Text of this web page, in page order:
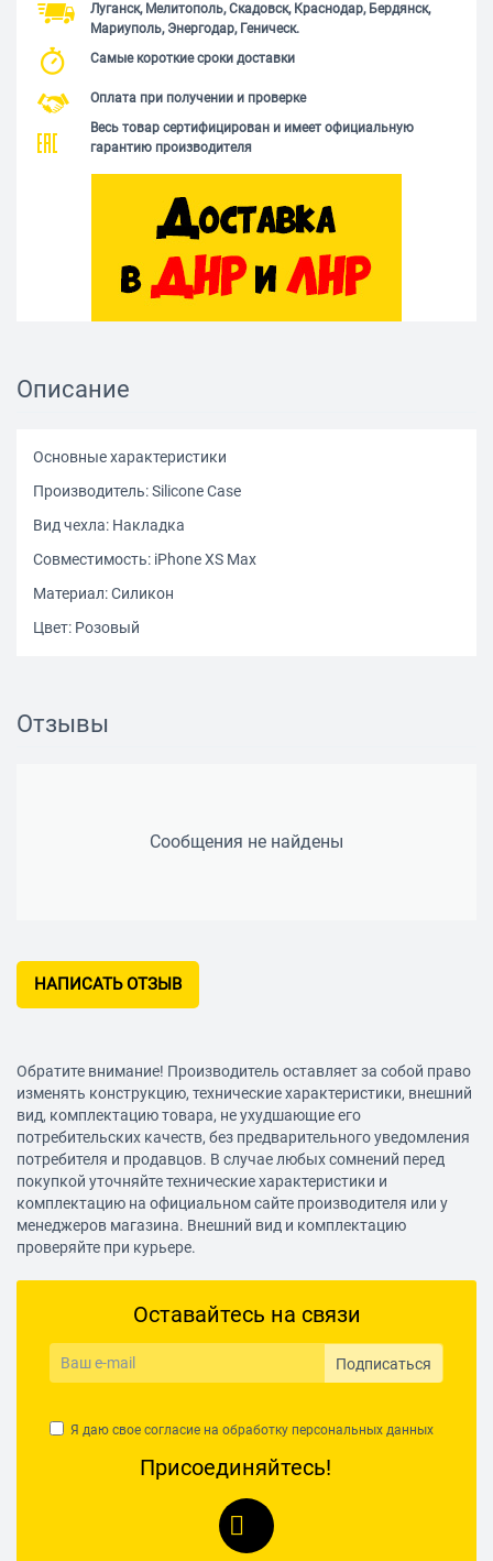
Луганск, Мелитополь, Скадовск, Краснодар, Бердянск,
Мариуполь, Энергодар, Геническ.
Самые короткие сроки доставки
Оплата при получении и проверке
Весь товар сертифицирован и имеет официальную
гарантию производителя
Описание
Основные характеристики
Производитель: Silicone Сase
Вид чехла: Накладка
Совместимость: iPhone XS Max
Материал: Силикон
Цвет: Розовый
Отзывы
Сообщения не найдены
НАПИСАТЬ ОТЗЫВ
Обратите внимание! Производитель оставляет за собой право
изменять конструкцию, технические характеристики, внешний
вид, комплектацию товара, не ухудшающие его
потребительских качеств, без предварительного уведомления
потребителя и продавцов. В случае любых сомнений перед
покупкой уточняйте технические характеристики и
комплектацию на официальном сайте производителя или у
менеджеров магазина. Внешний вид и комплектацию
проверяйте при курьере.
Оставайтесь на связи
Подписаться
Я даю свое согласие на обработку персональных данных
Присоединяйтесь!